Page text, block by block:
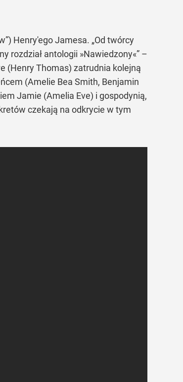
) Henry'ego Jamesa. „Od twórcy
rozdział antologii »Nawiedzony«” –
(Henry Thomas) zatrudnia kolejną
(Amelie Bea Smith, Benjamin
Jamie (Amelia Eve) i gospodynią,
czekają na odkrycie w tym